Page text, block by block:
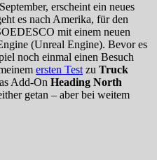
erscheint ein neues
es nach Amerika, für den
mit einem neuen
(Unreal Engine). Bevor es
noch einmal einen Besuch
ersten Test zu Truck
Add-On Heading North
getan – aber bei weitem